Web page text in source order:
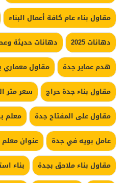
مقاول بناء عام كافة أعمال البناء
دهانات 2025
دهانات حديثة
هدم عماير جدة
مقاول معماري
مقاول بناء جدة حراج
سعر متر
مقاول على المفتاح جدة
معلم
عامل بويه في جدة
عنوان
مقاول بناء ملاحق بجدة
بناء